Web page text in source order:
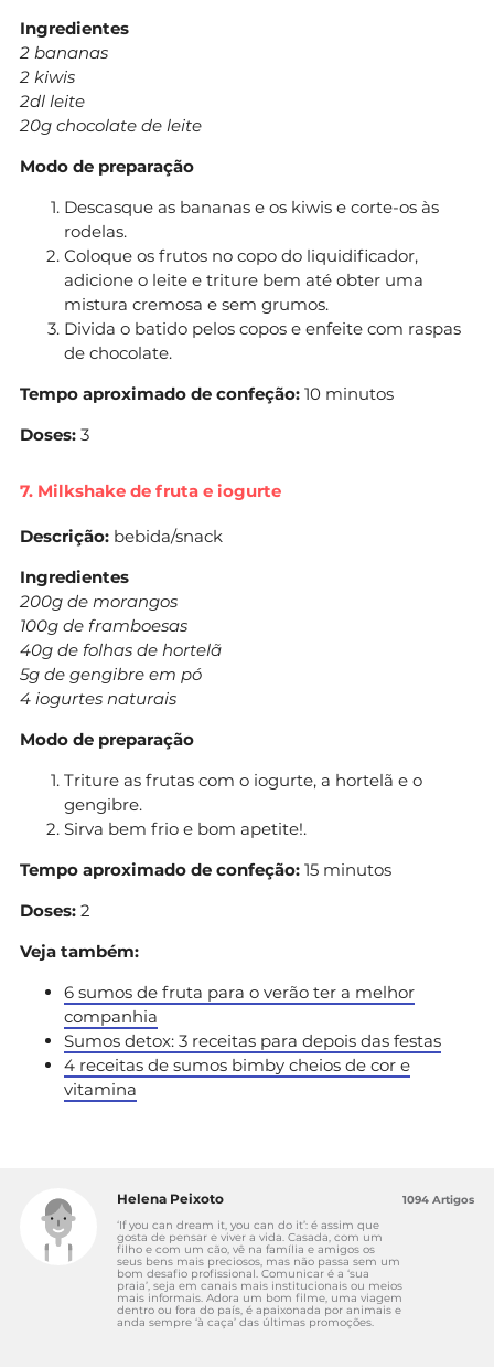
Ingredientes
2 bananas
2 kiwis
2dl leite
20g chocolate de leite
Modo de preparação
Descasque as bananas e os kiwis e corte-os às
rodelas.
Coloque os frutos no copo do liquidificador,
adicione o leite e triture bem até obter uma
mistura cremosa e sem grumos.
Divida o batido pelos copos e enfeite com raspas
de chocolate.
Tempo aproximado de confeção: 10 minutos
Doses: 3
7. Milkshake de fruta e iogurte
Descrição: bebida/snack
Ingredientes
200g de morangos
100g de framboesas
40g de folhas de hortelã
5g de gengibre em pó
4 iogurtes naturais
Modo de preparação
Triture as frutas com o iogurte, a hortelã e o
gengibre.
Sirva bem frio e bom apetite!.
Tempo aproximado de confeção: 15 minutos
Doses: 2
Veja também:
6 sumos de fruta para o verão ter a melhor
companhia
Sumos detox: 3 receitas para depois das festas
4 receitas de sumos bimby cheios de cor e
vitamina
Helena Peixoto
‘If you can dream it, you can do it’: é assim que
gosta de pensar e viver a vida. Casada, com um
filho e com um cão, vê na família e amigos os
seus bens mais preciosos, mas não passa sem um
bom desafio profissional. Comunicar é a ‘sua
praia’, seja em canais mais institucionais ou meios
mais informais. Adora um bom filme, uma viagem
dentro ou fora do país, é apaixonada por animais e
anda sempre ‘à caça’ das últimas promoções.
1094 Artigos